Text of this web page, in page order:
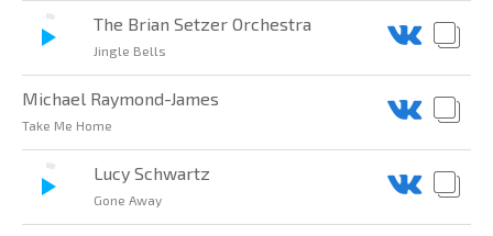
The Brian Setzer Orchestra
Jingle Bells
Michael Raymond-James
Take Me Home
Lucy Schwartz
Gone Away